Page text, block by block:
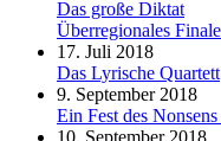
Das große Diktat
Überregionales
17. Juli 2018
Das Lyrische Quartett
9. September 2018
Ein Fest des
10. September 2018